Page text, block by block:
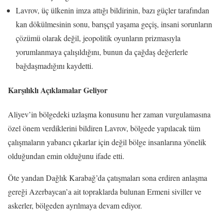
Lavrov, üç ülkenin imza attığı bildirinin, bazı güçler tarafından
kan dökülmesinin sonu, barışçıl yaşama geçiş, insani sorunların
çözümü olarak değil, jeopolitik oyunların prizmasıyla
yorumlanmaya çalışıldığını, bunun da çağdaş değerlerle
bağdaşmadığını kaydetti.
Karşılıklı Açıklamalar Geliyor
Aliyev’in bölgedeki uzlaşma konusunu her zaman vurgulamasına
özel önem verdiklerini bildiren Lavrov, bölgede yapılacak tüm
çalışmaların yabancı çıkarlar için değil bölge insanlarına yönelik
olduğundan emin olduğunu ifade etti.
Öte yandan Dağlık Karabağ’da çatışmaları sona erdiren anlaşma
gereği Azerbaycan’a ait topraklarda bulunan Ermeni siviller ve
askerler, bölgeden ayrılmaya devam ediyor.